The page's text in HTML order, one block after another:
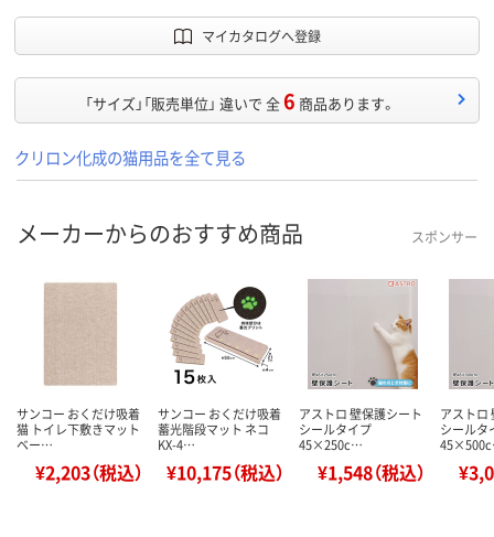
マイカタログへ登録
「サイズ」「販売単位」 違いで 全6 商品あります。
クリロン化成の猫用品を全て見る
メーカーからのおすすめ商品 スポンサー
サンコー おくだけ吸着
猫 トイレ下敷きマット
ベー…
¥2,203（税込）
サンコー おくだけ吸着
蓄光階段マット ネコ
KX-4…
¥10,175（税込）
アストロ 壁保護シート
シールタイプ
45×250c…
¥1,548（税込）
アストロ
シールタ